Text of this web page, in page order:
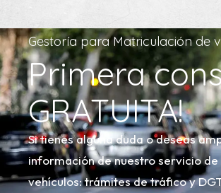
Gestoría para Matriculación de
Primera
GRATUITA!
Si tienes alguna duda o deseas
información de nuestro servicio de
vehículos: trámites de tráfico y